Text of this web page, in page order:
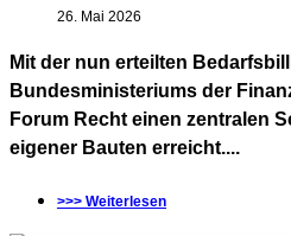
26. Mai 2026
Mit der nun erteilten
Bundesministeriums der
Forum Recht einen zentralen
eigener Bauten erreicht....
>>> Weiterlesen